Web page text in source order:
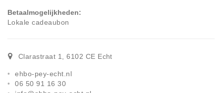
Betaalmogelijkheden
Lokale cadeaubon
Clarastraat 1,6102 CE Echt
ehbo-pey-echt.nl
06 50 91 16 30